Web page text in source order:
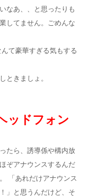
なあ、、と思ったりも
してません。ごめんな
て豪華すぎる気もする
ときましょ。
ッドフォン
たら、誘導係や構内放
ぞアナウンスするんだ
「あれだけアナウンス
」と思うんだけど、そ